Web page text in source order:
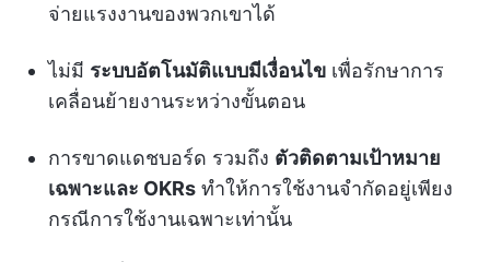
จ่ายแรงงานของพวกเขาได้
ไม่มี ระบบอัตโนมัติแบบมีเงื่อนไข เพื่อรักษาการ
เคลื่อนย้ายงานระหว่างขั้นตอน
การขาดแดชบอร์ด รวมถึง ตัวติดตามเป้าหมาย
เฉพาะและ OKRs ทำให้การใช้งานจำกัดอยู่เพียง
กรณีการใช้งานเฉพาะเท่านั้น